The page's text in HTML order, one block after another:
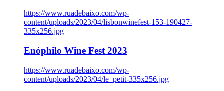
https://www.ruadebaixo.com/wp-
content/uploads/2023/04/lisbonwinefest-153-190427-
335x256.jpg
Enóphilo Wine Fest 2023
https://www.ruadebaixo.com/wp-
content/uploads/2023/04/le_petit-335x256.jpg